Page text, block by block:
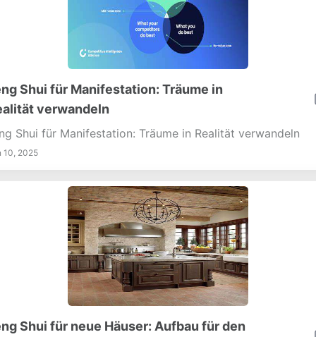
Shui für Manifestation: Träume in
verwandeln
Shui für Manifestation: Träume in Realität verwandeln
10, 2025
Shui für neue Häuser: Aufbau für den